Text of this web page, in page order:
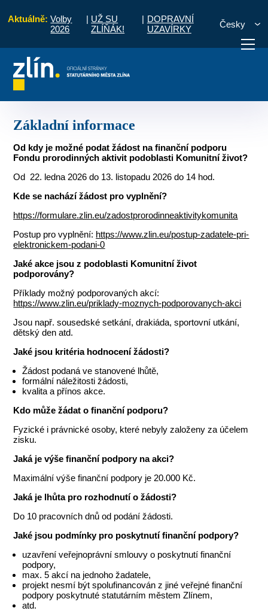
Aktuálně: Volby
2026
| UŽ SU
ZLÍŇÁK!
| DOPRAVNÍ
UZAVÍRKY
Česky
vyřídit
Základní informace
Od kdy je možné podat žádost na finanční podporu
Fondu prorodinných aktivit podoblasti Komunitní život?
Od 22. ledna 2026 do 13. listopadu 2026 do 14 hod.
Kde se nachází žádost pro vyplnění?
https://formulare.zlin.eu/zadostprorodinneaktivitykomunita
Postup pro vyplnění: https://www.zlin.eu/postup-zadatele-pri-
elektronickem-podani-0
Jaké akce jsou z podoblasti Komunitní život
podporovány?
Příklady možný podporovaných akcí:
https://www.zlin.eu/priklady-moznych-podporovanych-akci
Jsou např. sousedské setkání, drakiáda, sportovní utkání,
dětský den atd.
Jaké jsou kritéria hodnocení žádosti?
Žádost podaná ve stanovené lhůtě,
formální náležitosti žádosti,
kvalita a přínos akce.
Kdo může žádat o finanční podporu?
Fyzické i právnické osoby, které nebyly založeny za účelem
zisku.
Jaká je výše finanční podpory na akci?
Maximální výše finanční podpory je 20.000 Kč.
Jaká je lhůta pro rozhodnutí o žádosti?
Do 10 pracovních dnů od podání žádosti.
Jaké jsou podmínky pro poskytnutí finanční podpory?
uzavření veřejnoprávní smlouvy o poskytnutí finanční
podpory,
max. 5 akcí na jednoho žadatele,
projekt nesmí být spolufinancován z jiné veřejné finanční
podpory poskytnuté statutárním městem Zlínem,
atd.